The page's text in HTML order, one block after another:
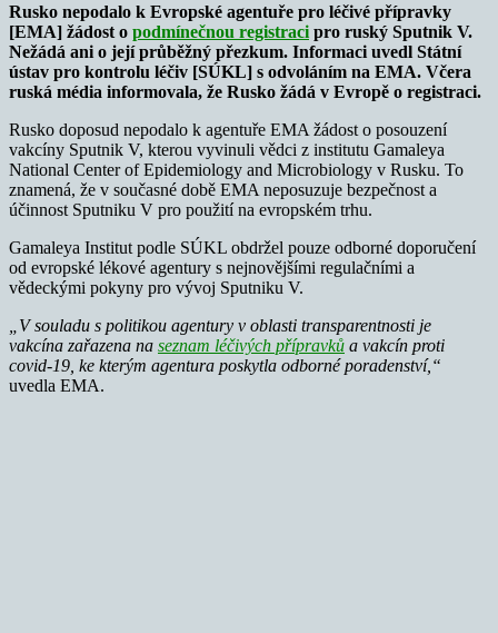
Rusko nepodalo k Evropské agentuře pro léčivé přípravky
[EMA] žádost o podmínečnou registraci pro ruský Sputnik V.
Nežádá ani o její průběžný přezkum. Informaci uvedl Státní
ústav pro kontrolu léčiv [SÚKL] s odvoláním na EMA. Včera
ruská média informovala, že Rusko žádá v Evropě o registraci.
Rusko doposud nepodalo k agentuře EMA žádost o posouzení
vakcíny Sputnik V, kterou vyvinuli vědci z institutu Gamaleya
National Center of Epidemiology and Microbiology v Rusku. To
znamená, že v současné době EMA neposuzuje bezpečnost a
účinnost Sputniku V pro použití na evropském trhu.
Gamaleya Institut podle SÚKL obdržel pouze odborné doporučení
od evropské lékové agentury s nejnovějšími regulačními a
vědeckými pokyny pro vývoj Sputniku V.
„V souladu s politikou agentury v oblasti transparentnosti je
vakcína zařazena na seznam léčivých přípravků a vakcín proti
covid-19, ke kterým agentura poskytla odborné poradenství,“
uvedla EMA.